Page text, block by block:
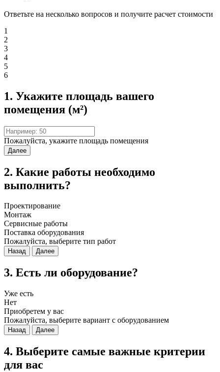
Ответьте на несколько вопросов и получите расчет стоимости
1
2
3
4
5
6
1. Укажите площадь вашего
помещения (м²)
Пожалуйста, укажите площадь помещения
Далее
2. Какие работы необходимо
выполнить?
Проектирование
Монтаж
Сервисные работы
Поставка оборудования
Пожалуйста, выберите тип работ
Назад Далее
3. Есть ли оборудование?
Уже есть
Нет
Приобретем у вас
Пожалуйста, выберите вариант с оборудованием
Назад Далее
4. Выберите самые важные критерии
для вас